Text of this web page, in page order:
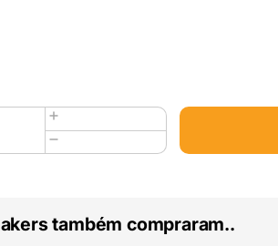
também compraram..